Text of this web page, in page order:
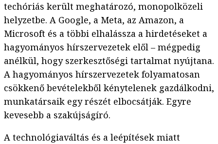
techóriás került meghatározó, monopolközeli
helyzetbe. A Google, a Meta, az Amazon, a
Microsoft és a többi elhalássza a hirdetéseket a
hagyományos hírszervezetek elől – mégpedig
anélkül, hogy szerkesztőségi tartalmat nyújtana.
A hagyományos hírszervezetek folyamatosan
csökkenő bevételekből kénytelenek gazdálkodni,
munkatársaik egy részét elbocsátják. Egyre
kevesebb a szakújságíró.
A technológiaváltás és a leépítések miatt